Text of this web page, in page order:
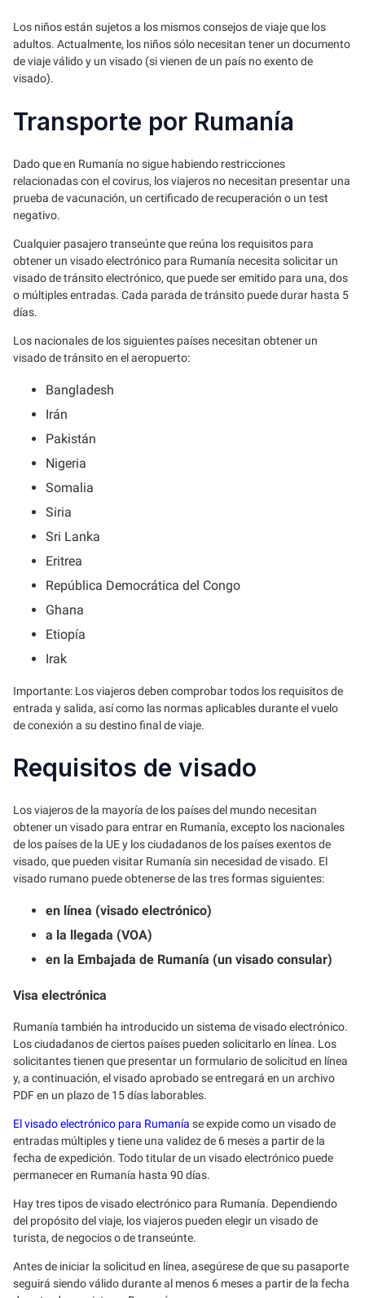
Los niños están sujetos a los mismos consejos de viaje que los
adultos. Actualmente, los niños sólo necesitan tener un documento
de viaje válido y un visado (si vienen de un país no exento de
visado).
Transporte por Rumanía
Dado que en Rumanía no sigue habiendo restricciones
relacionadas con el covirus, los viajeros no necesitan presentar una
prueba de vacunación, un certificado de recuperación o un test
negativo.
Cualquier pasajero transeúnte que reúna los requisitos para
obtener un visado electrónico para Rumanía necesita solicitar un
visado de tránsito electrónico, que puede ser emitido para una, dos
o múltiples entradas. Cada parada de tránsito puede durar hasta 5
días.
Los nacionales de los siguientes países necesitan obtener un
visado de tránsito en el aeropuerto:
Bangladesh
Irán
Pakistán
Nigeria
Somalia
Siria
Sri Lanka
Eritrea
República Democrática del Congo
Ghana
Etiopía
Irak
Importante: Los viajeros deben comprobar todos los requisitos de
entrada y salida, así como las normas aplicables durante el vuelo
de conexión a su destino final de viaje.
Requisitos de visado
Los viajeros de la mayoría de los países del mundo necesitan
obtener un visado para entrar en Rumanía, excepto los nacionales
de los países de la UE y los ciudadanos de los países exentos de
visado, que pueden visitar Rumanía sin necesidad de visado. El
visado rumano puede obtenerse de las tres formas siguientes:
en línea (visado electrónico)
a la llegada (VOA)
en la Embajada de Rumanía (un visado consular)
Visa electrónica
Rumanía también ha introducido un sistema de visado electrónico.
Los ciudadanos de ciertos países pueden solicitarlo en línea. Los
solicitantes tienen que presentar un formulario de solicitud en línea
y, a continuación, el visado aprobado se entregará en un archivo
PDF en un plazo de 15 días laborables.
El visado electrónico para Rumanía se expide como un visado de
entradas múltiples y tiene una validez de 6 meses a partir de la
fecha de expedición. Todo titular de un visado electrónico puede
permanecer en Rumanía hasta 90 días.
Hay tres tipos de visado electrónico para Rumanía. Dependiendo
del propósito del viaje, los viajeros pueden elegir un visado de
turista, de negocios o de transeúnte.
Antes de iniciar la solicitud en línea, asegúrese de que su pasaporte
seguirá siendo válido durante al menos 6 meses a partir de la fecha